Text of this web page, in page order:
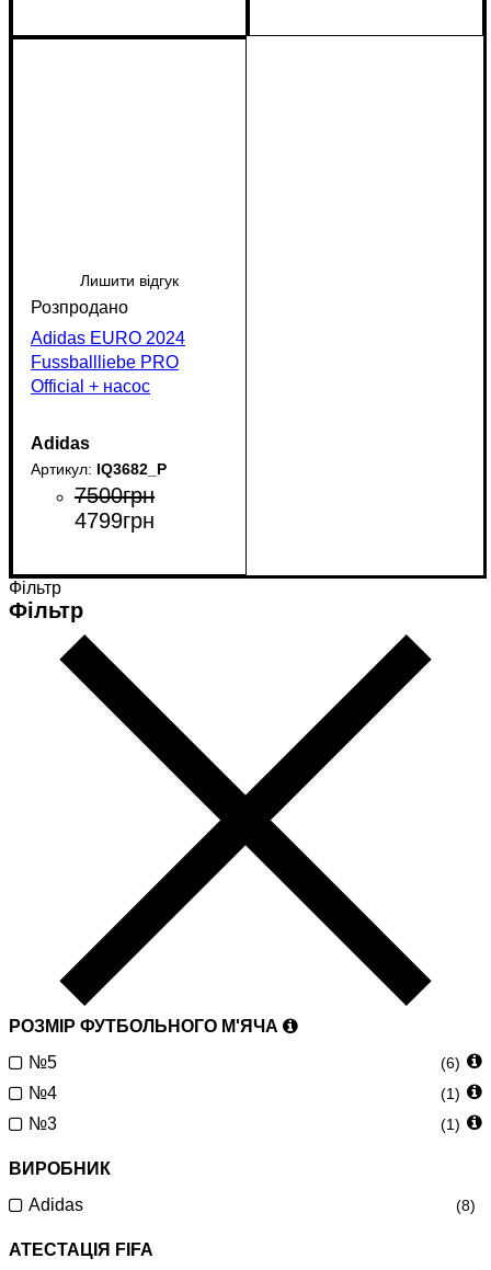
Лишити відгук
Adidas EURO 2024
Fussballliebe PRO
Official + насос
Adidas
IQ3682_P
7500грн
4799грн
Фільтр
Фільтр
РОЗМІР ФУТБОЛЬНОГО М'ЯЧА
№5
(6)
№4 (1)
№3 (1)
ВИРОБНИК
Adidas
(8)
АТЕСТАЦІЯ FIFA